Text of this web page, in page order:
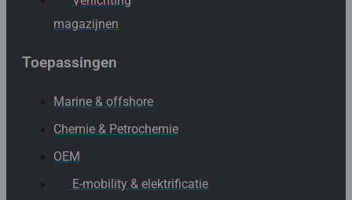
magazijnen
Toepassingen
Marine & offshore
Chemie & Petrochemie
OEM
E-mobility & elektrificatie